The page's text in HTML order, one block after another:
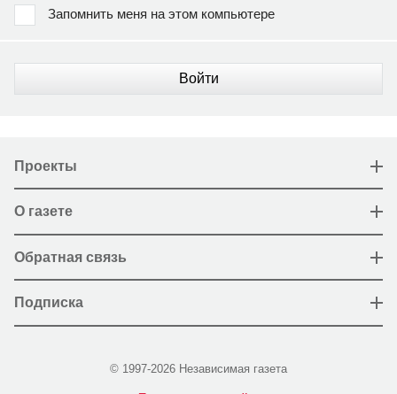
Запомнить меня на этом компьютере
Войти
Проекты
О газете
Обратная связь
Подписка
© 1997-2026 Независимая газета